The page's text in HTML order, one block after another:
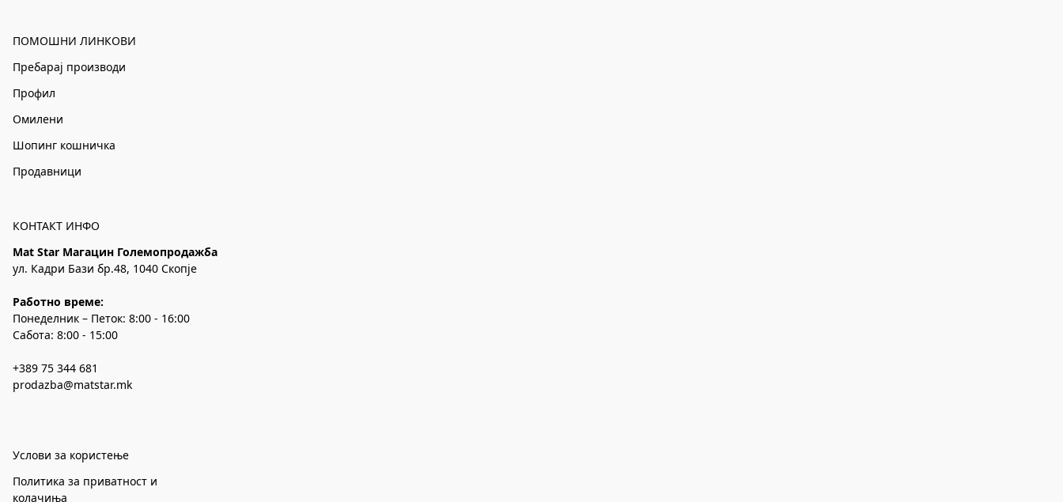
ПОМОШНИ ЛИНКОВИ
Пребарај производи
Профил
Омилени
Шопинг кошничка
Продавници
КОНТАКТ ИНФО
Mat Star Магацин Големопродажба
ул. Кадри Бази бр.48, 1040 Скопје
Работно време:
Понеделник – Петок: 8:00 - 16:00
Сабота: 8:00 - 15:00
+389 75 344 681
prodazba@matstar.mk
Услови за користење
Политика за приватност и
колачиња